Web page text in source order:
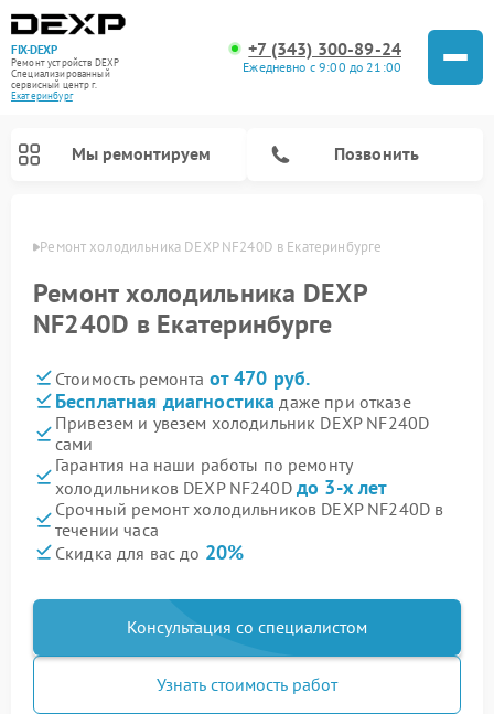
FIX-DEXP
Ремонт устройств DEXP
Специализированный
cервисный центр г.
Екатеринбург
+7 (343) 300-89-24
Ежедневно с 9:00 до 21:00
Мы ремонтируем Позвонить
Ремонт холодильника DEXP NF240D в Екатеринбурге
Ремонт холодильника DEXP
NF240D в Екатеринбурге
Стоимость ремонта от 470 руб.
Бесплатная диагностика даже при отказе
Привезем и увезем холодильник DEXP NF240D
сами
Гарантия на наши работы по ремонту
холодильников DEXP NF240D до 3-х лет
Срочный ремонт холодильников DEXP NF240D в
течении часа
Скидка для вас до 20%
Консультация со специалистом
Узнать стоимость работ